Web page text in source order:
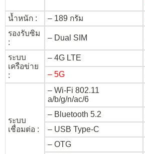
น้ำหนัก :
– 189 กรัม
รองรับซิม
:
– Dual SIM
ระบบ
เครือข่าย
:
– 4G LTE
– 5G
ระบบ
เชื่อมต่อ :
– Wi-Fi 802.11
a/b/g/n/ac/6
– Bluetooth 5.2
– USB Type-C
– OTG